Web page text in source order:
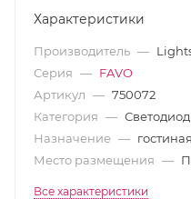
Характеристики
Производитель —
Серия — FAVO
Артикул — 750072
Категория —
Назначение —
Место размещения —
Все характеристики